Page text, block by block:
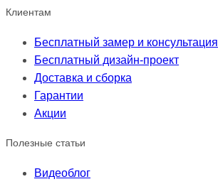
Клиентам
Бесплатный замер и консультация
Бесплатный дизайн-проект
Доставка и сборка
Гарантии
Акции
Полезные статьи
Видеоблог